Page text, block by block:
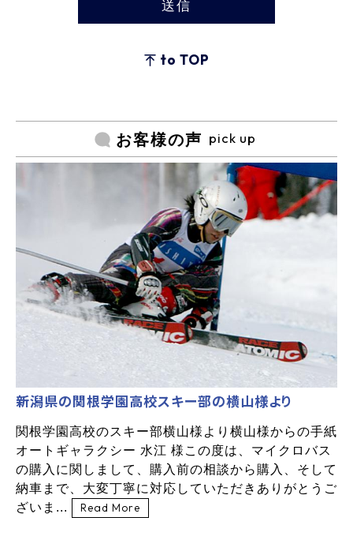
to TOP
お客様の声 pick up
新潟県の関根学園高校スキー部の横山様より
関根学園高校のスキー部横山様より横山様からの手紙
オートギャラクシー 水江 様この度は、マイクロバス
の購入に関しまして、購入前の相談から購入、そして
納車まで、大変丁寧に対応していただきありがとうご
ざいま...
Read More